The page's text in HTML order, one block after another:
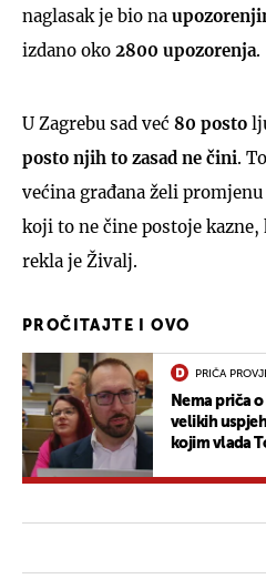
naglasak je bio na
izdano oko 2800 upozorenja.
U Zagrebu sad već 80 posto
posto njih to zasad ne čini.
većina građana želi
koji to ne čine postoje
rekla je Živalj.
PROČITAJTE I OVO
PRIČA
Nema priča
velikih
kojim vlada